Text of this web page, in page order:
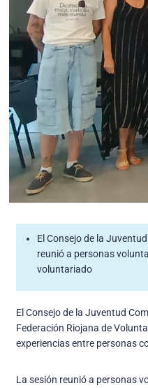
El Consejo de la
reunió a personas
voluntariado
El Consejo de la Juventud
Federación Riojana de
experiencias entre personas
La sesión reunió a personas